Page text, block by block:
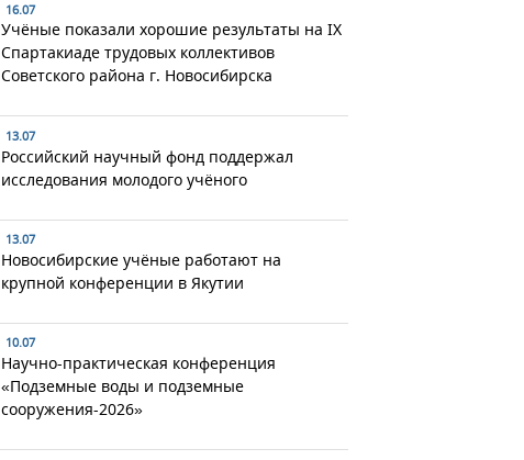
16.07
Учёные показали хорошие результаты на IX
Спартакиаде трудовых коллективов
Советского района г. Новосибирска
13.07
Российский научный фонд поддержал
исследования молодого учёного
13.07
Новосибирские учёные работают на
крупной конференции в Якутии
10.07
Научно-практическая конференция
«Подземные воды и подземные
сооружения-2026»